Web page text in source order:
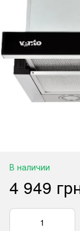
В наличии
4 949